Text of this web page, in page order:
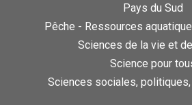
Pays du Sud
Pêche - Ressources
Sciences de la vie et
Science pour
Sciences sociales,